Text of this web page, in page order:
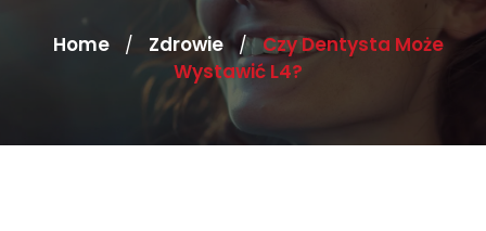
Home / Zdrowie / Czy Dentysta Może
Wystawić L4?